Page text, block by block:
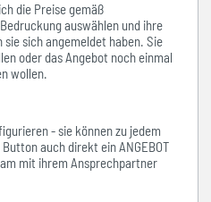
die Preise gemäß
auswählen und ihre
sich angemeldet haben. Sie
oder das Angebot noch einmal
wollen.
- sie können zu jedem
auch direkt ein ANGEBOT
mit ihrem Ansprechpartner